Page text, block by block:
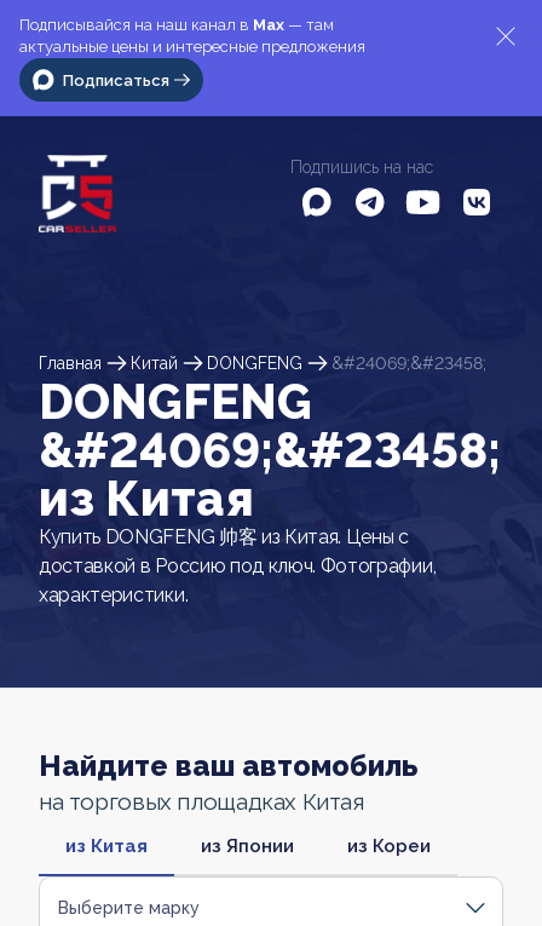
Подписывайся на наш канал в Max — там
актуальные цены и интересные предложения
Подписаться
Подпишись на нас
Главная Китай DONGFENG &#24069;&#23458;
DONGFENG
&#24069;&#23458;
из Китая
Купить DONGFENG 帅客 из Китая. Цены с
доставкой в Россию под ключ. Фотографии,
характеристики.
Найдите ваш автомобиль
на торговых площадках Китая
из Китая из Японии из Кореи
Выберите марку